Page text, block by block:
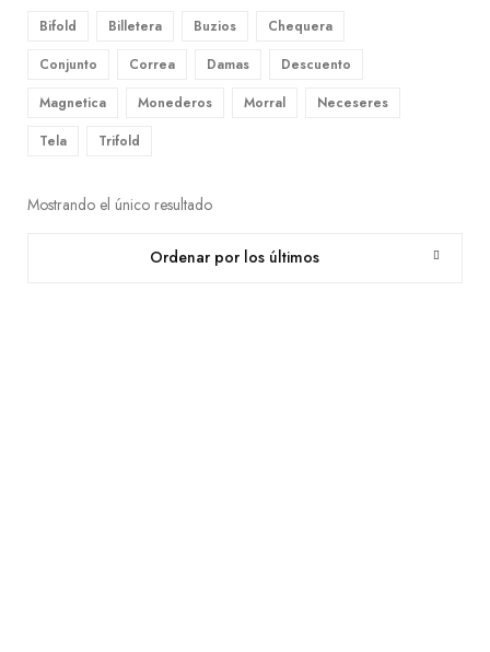
Bifold Billetera Buzios
Chequera
Conjunto
Correa Damas
Descuento
Magnetica
Monederos Morral
Neceseres
Tela
Trifold
Mostrando el único resultado
Ordenar por los últimos